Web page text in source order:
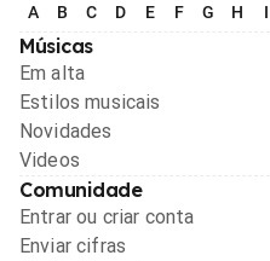
A B C D E F G H I
Músicas
Em alta
Estilos musicais
Novidades
Videos
Comunidade
Entrar ou criar conta
Enviar cifras